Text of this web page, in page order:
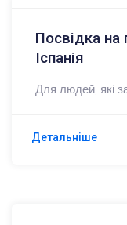
Посвідка на
Іспанія
Для людей, які
Детальніше